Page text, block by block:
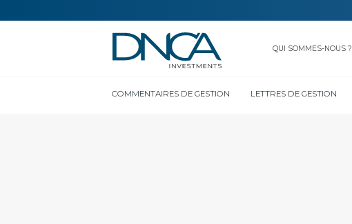
QUI SOMMES-NOUS ?
COMMENTAIRES DE GESTION LETTRES DE GESTION